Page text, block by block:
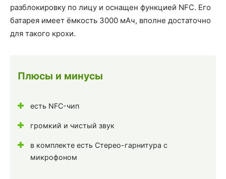
разблокировку по лицу и оснащен функцией NFC. Его
батарея имеет ёмкость 3000 мАч, вполне достаточно
для такого крохи.
Плюсы и минусы
есть NFC-чип
громкий и чистый звук
в комплекте есть Стерео-гарнитура с
микрофоном